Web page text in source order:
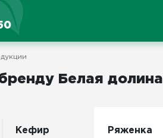
Белая долина
Кефир Ряженка